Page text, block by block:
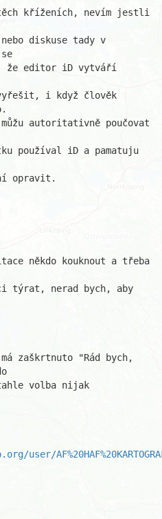
těch kříženích, nevím jestli
diskuse tady v
že editor iD vytváří
i když člověk
autoritativně poučovat
používal iD a pamatuju
opravit.
někdo kouknout a třeba
týrat, nerad bych, aby
zaškrtnuto "Rád bych,
volba nijak
user/